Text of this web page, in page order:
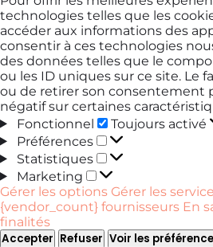
technologies telles que les
accéder aux informations des
consentir à ces technologies
des données telles que le
ou les ID uniques sur ce site. Le
ou de retirer son consentement
négatif sur certaines
Fonctionnel
Fonctionnel
Toujours activé
Préférences
Préférences
Statistiques
Statistiques
Marketing
Marketing
Gérer les options Gérer les
{vendor_count} fournisseurs En
finalités
Accepter Refuser Voir les